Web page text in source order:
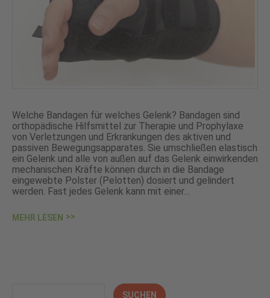
Welche Bandagen für welches Gelenk? Bandagen sind
orthopädische Hilfsmittel zur Therapie und Prophylaxe
von Verletzungen und Erkrankungen des aktiven und
passiven Bewegungsapparates. Sie umschließen elastisch
ein Gelenk und alle von außen auf das Gelenk einwirkenden
mechanischen Kräfte können durch in die Bandage
eingewebte Polster (Pelotten) dosiert und gelindert
werden. Fast jedes Gelenk kann mit einer…
MEHR LESEN